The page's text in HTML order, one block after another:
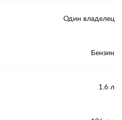
Один владелец
Бензин
1.6 л